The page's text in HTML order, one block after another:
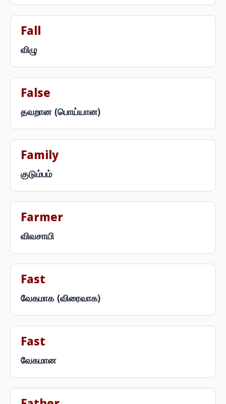
Fall
விழு
False
தவறான (பொய்யான)
Family
குடும்பம்
Farmer
விவசாயி
Fast
வேகமாக (விரைவாக)
Fast
வேகமான